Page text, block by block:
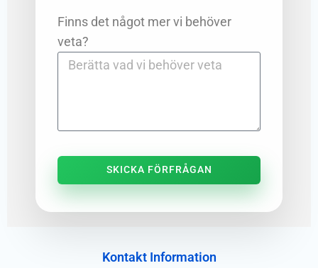
Finns det något mer vi behöver
veta?
SKICKA FÖRFRÅGAN
Kontakt Information